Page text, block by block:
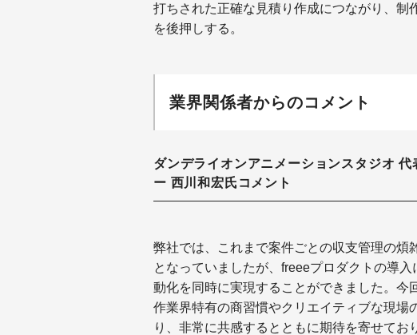
打ちされた正確な見積り作成につながり、制
を後押しする。
業界関係者からのコメント
ダンデライオンアニメーションスタジオ
ー 西川和宏氏コメント
弊社では、これまで案件ごとの収支管理の煩
となっていましたが、freeeプロダクトの導
動化を同時に実現することができました。今
作業界特有の商習慣やクリエイティブな現場
り、非常に共感するとともに期待を寄せてお